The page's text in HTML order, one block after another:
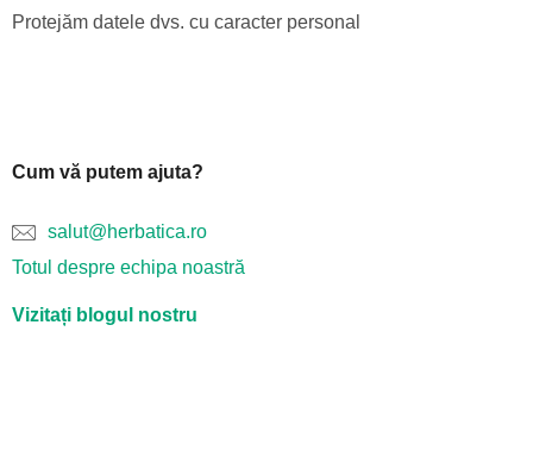
Protejăm datele dvs. cu caracter personal
Cum vă putem ajuta?
salut@herbatica.ro
Totul despre echipa noastră
Vizitați blogul nostru